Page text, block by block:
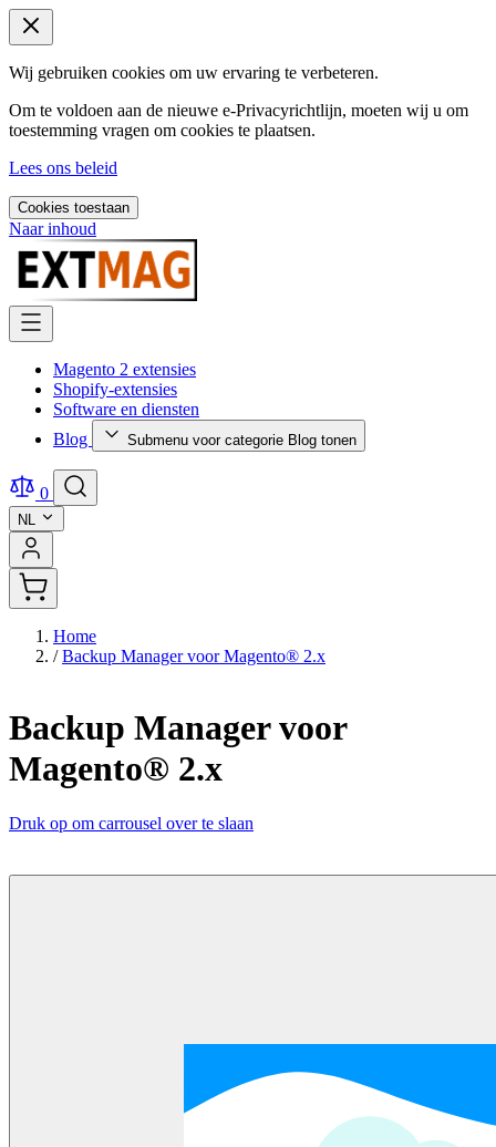
Wij gebruiken cookies om uw ervaring te verbeteren.
Om te voldoen aan de nieuwe e-Privacyrichtlijn, moeten wij u om
toestemming vragen om cookies te plaatsen.
Lees ons beleid
Cookies toestaan
Naar inhoud
Magento 2 extensies
Shopify-extensies
Software en diensten
Blog
Submenu voor categorie Blog tonen
0
NL
Home
/ Backup Manager voor Magento® 2.x
Backup Manager voor
Magento® 2.x
Druk op om carrousel over te slaan